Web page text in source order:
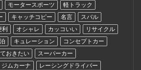
モータースポーツ
軽トラック
キャッチコピー 名言
スバル
利 オシャレ カッコいい
リサイクル
キュレーション
コンセプトカー
おきたい
スーパーカー
ジムカーナ
レーシングドライバー